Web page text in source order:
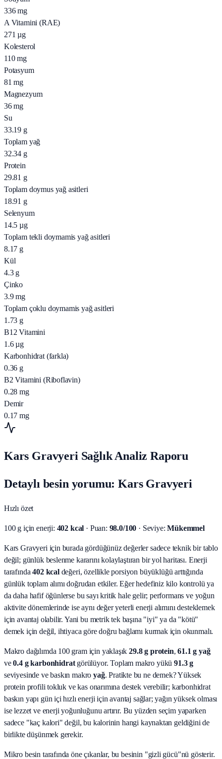
336 mg
A Vitamini (RAE)
271 µg
Kolesterol
110 mg
Potasyum
81 mg
Magnezyum
36 mg
Su
33.19 g
Toplam yağ
32.34 g
Protein
29.81 g
Toplam doymus yağ asitleri
18.91 g
Selenyum
14.5 µg
Toplam tekli doymamis yağ asitleri
8.17 g
Kül
4.3 g
Çinko
3.9 mg
Toplam çoklu doymamis yağ asitleri
1.73 g
B12 Vitamini
1.6 µg
Karbonhidrat (farkla)
0.36 g
B2 Vitamini (Riboflavin)
0.28 mg
Demir
0.17 mg
Kars Gravyeri Sağlık Analiz Raporu
Detaylı besin yorumu: Kars Gravyeri
Hızlı özet
100 g için enerji: 402 kcal · Puan: 98.0/100 · Seviye: Mükemmel
Kars Gravyeri için burada gördüğünüz değerler sadece teknik bir tablo
değil; günlük beslenme kararını kolaylaştıran bir yol haritası. Enerji
tarafında402 kcaldeğeri, özellikle porsiyon büyüklüğü arttığında
günlük toplam alımı doğrudan etkiler. Eğer hedefiniz kilo kontrolü ya
da daha hafif öğünlerse bu sayı kritik hale gelir; performans ve yoğun
aktivite dönemlerinde ise aynı değer yeterli enerji alımını desteklemek
için avantaj olabilir. Yani bu metrik tek başına "iyi" ya da "kötü"
demek için değil, ihtiyaca göre doğru bağlamı kurmak için okunmalı.
Makro dağılımda 100 gram için yaklaşık29.8g protein, 61.1 g yağ
ve0.4g karbonhidratgörülüyor. Toplam makro yükü91.3g
seviyesinde ve baskın makro yağ. Pratikte bu ne demek? Yüksek
protein profili tokluk ve kas onarımına destek verebilir; karbonhidrat
baskın yapı gün içi hızlı enerji için avantaj sağlar; yağın yüksek olması
ise lezzet ve enerji yoğunluğunu artırır. Bu yüzden seçim yaparken
sadece "kaç kalori" değil, bu kalorinin hangi kaynaktan geldiğini de
birlikte düşünmek gerekir.
Mikro besin tarafında öne çıkanlar, bu besinin "gizli gücü"nü gösterir.